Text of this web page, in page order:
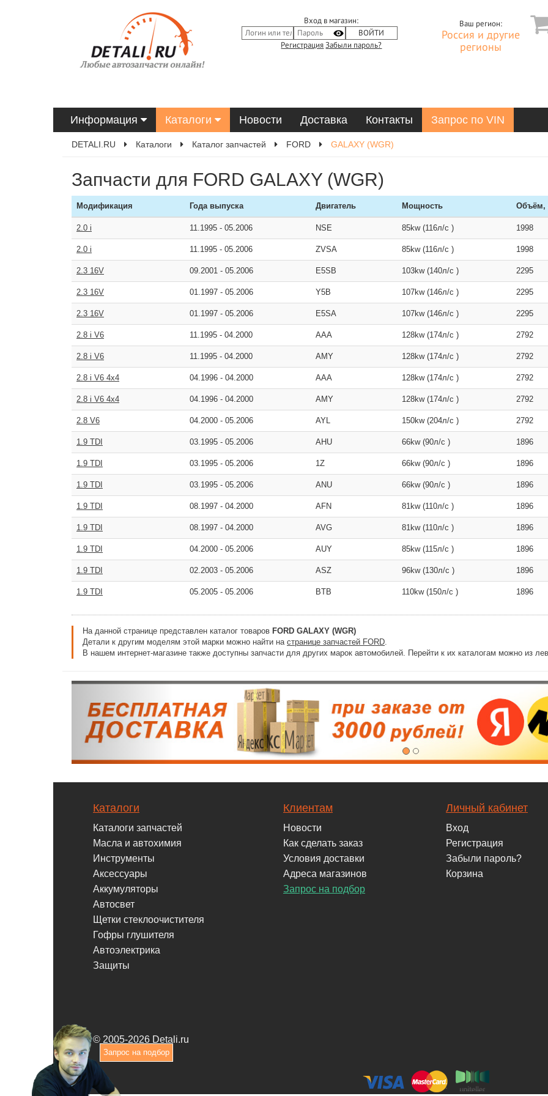
Запрос на подбор
Вход в магазин:
Регистрация Забыли пароль?
Ваш регион:
Россия и другие
регионы
Информация Каталоги Новости Доставка Контакты Запрос по VIN
DETALI.RU Каталоги Каталог запчастей FORD GALAXY (WGR)
Запчасти для FORD GALAXY (WGR)
Модификация Года выпуска Двигатель Мощность Объём,
2.0 i 11.1995 - 05.2006 NSE 85kw (116л/с ) 1998
2.0 i 11.1995 - 05.2006 ZVSA 85kw (116л/с ) 1998
2.3 16V 09.2001 - 05.2006 E5SB 103kw (140л/с ) 2295
2.3 16V 01.1997 - 05.2006 Y5B 107kw (146л/с ) 2295
2.3 16V 01.1997 - 05.2006 E5SA 107kw (146л/с ) 2295
2.8 i V6 11.1995 - 04.2000 AAA 128kw (174л/с ) 2792
2.8 i V6 11.1995 - 04.2000 AMY 128kw (174л/с ) 2792
2.8 i V6 4x4 04.1996 - 04.2000 AAA 128kw (174л/с ) 2792
2.8 i V6 4x4 04.1996 - 04.2000 AMY 128kw (174л/с ) 2792
2.8 V6 04.2000 - 05.2006 AYL 150kw (204л/с ) 2792
1.9 TDI 03.1995 - 05.2006 AHU 66kw (90л/с ) 1896
1.9 TDI 03.1995 - 05.2006 1Z 66kw (90л/с ) 1896
1.9 TDI 03.1995 - 05.2006 ANU 66kw (90л/с ) 1896
1.9 TDI 08.1997 - 04.2000 AFN 81kw (110л/с ) 1896
1.9 TDI 08.1997 - 04.2000 AVG 81kw (110л/с ) 1896
1.9 TDI 04.2000 - 05.2006 AUY 85kw (115л/с ) 1896
1.9 TDI 02.2003 - 05.2006 ASZ 96kw (130л/с ) 1896
1.9 TDI 05.2005 - 05.2006 BTB 110kw (150л/с ) 1896
На данной странице представлен каталог товаров FORD GALAXY (WGR)
Детали к другим моделям этой марки можно найти на странице запчастей FORD.
В нашем интернет-магазине также доступны запчасти для других марок автомобилей. Перейти к их каталогам можно из
Каталоги
Каталоги запчастей
Масла и автохимия
Инструменты
Аксессуары
Аккумуляторы
Автосвет
Щетки стеклоочистителя
Гофры глушителя
Автоэлектрика
Защиты
Клиентам
Новости
Как сделать заказ
Условия доставки
Адреса магазинов
Запрос на подбор
Личный кабинет
Вход
Регистрация
Забыли пароль?
Корзина
© 2005-2026 Detali.ru